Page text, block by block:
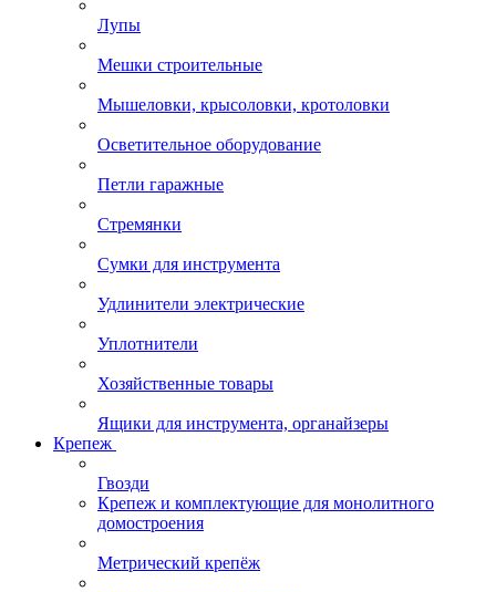
Лупы
Мешки строительные
Мышеловки, крысоловки, кротоловки
Осветительное оборудование
Петли гаражные
Стремянки
Сумки для инструмента
Удлинители электрические
Уплотнители
Хозяйственные товары
Ящики для инструмента, органайзеры
Крепеж
Гвозди
Крепеж и комплектующие для монолитного
домостроения
Метрический крепёж